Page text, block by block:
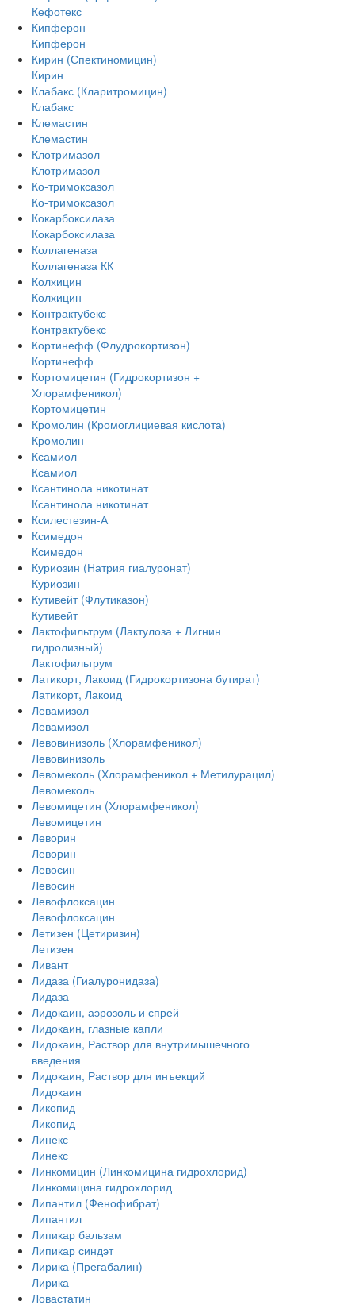
Кефотекс
Кипферон
Кипферон
Кирин (Спектиномицин)
Кирин
Клабакс (Кларитромицин)
Клабакс
Клемастин
Клемастин
Клотримазол
Клотримазол
Ко-тримоксазол
Ко-тримоксазол
Кокарбоксилаза
Кокарбоксилаза
Коллагеназа
Коллагеназа КК
Колхицин
Колхицин
Контрактубекс
Контрактубекс
Кортинефф (Флудрокортизон)
Кортинефф
Кортомицетин (Гидрокортизон +
Хлорамфеникол)
Кортомицетин
Кромолин (Кромоглициевая кислота)
Кромолин
Ксамиол
Ксамиол
Ксантинола никотинат
Ксантинола никотинат
Ксилестезин-А
Ксимедон
Ксимедон
Куриозин (Натрия гиалуронат)
Куриозин
Кутивейт (Флутиказон)
Кутивейт
Лактофильтрум (Лактулоза + Лигнин
гидролизный)
Лактофильтрум
Латикорт, Лакоид (Гидрокортизона бутират)
Латикорт, Лакоид
Левамизол
Левамизол
Левовинизоль (Хлорамфеникол)
Левовинизоль
Левомеколь (Хлорамфеникол + Метилурацил)
Левомеколь
Левомицетин (Хлорамфеникол)
Левомицетин
Леворин
Леворин
Левосин
Левосин
Левофлоксацин
Левофлоксацин
Летизен (Цетиризин)
Летизен
Ливант
Лидаза (Гиалуронидаза)
Лидаза
Лидокаин, аэрозоль и спрей
Лидокаин, глазные капли
Лидокаин, Раствор для внутримышечного
введения
Лидокаин, Раствор для инъекций
Лидокаин
Ликопид
Ликопид
Линекс
Линекс
Линкомицин (Линкомицина гидрохлорид)
Линкомицина гидрохлорид
Липантил (Фенофибрат)
Липантил
Липикар бальзам
Липикар синдэт
Лирика (Прегабалин)
Лирика
Ловастатин